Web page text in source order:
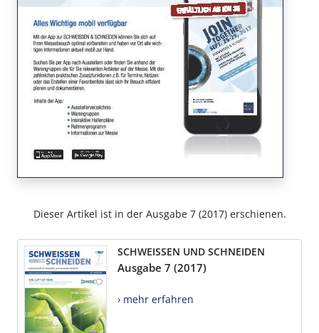
Dieser Artikel ist in der Ausgabe 7 (2017) erschienen.
SCHWEISSEN UND SCHNEIDEN
Ausgabe 7 (2017)
› mehr erfahren